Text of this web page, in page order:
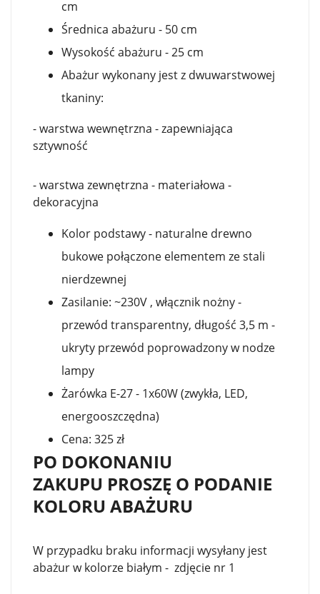
cm
Średnica abażuru - 50 cm
Wysokość abażuru - 25 cm
Abażur wykonany jest z dwuwarstwowej
tkaniny:
- warstwa wewnętrzna - zapewniająca
sztywność
- warstwa zewnętrzna - materiałowa -
dekoracyjna
Kolor podstawy - naturalne drewno
bukowe połączone elementem ze stali
nierdzewnej
Zasilanie: ~230V , włącznik nożny -
przewód transparentny, długość 3,5 m -
ukryty przewód poprowadzony w nodze
lampy
Żarówka E-27 - 1x60W (zwykła, LED,
energooszczędna)
Cena: 325 zł
PO DOKONANIU
ZAKUPU PROSZĘ O PODANIE
KOLORU ABAŻURU
W przypadku braku informacji wysyłany jest
abażur w kolorze białym - zdjęcie nr 1